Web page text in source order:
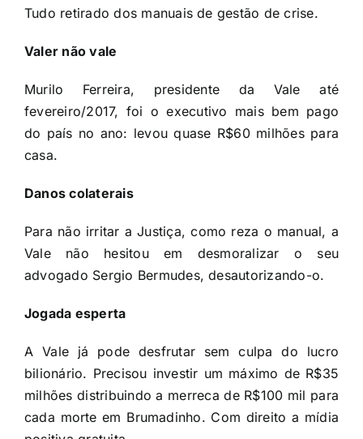
Tudo retirado dos manuais de gestão de crise.
Valer não vale
Murilo Ferreira, presidente da Vale até
fevereiro/2017, foi o executivo mais bem pago
do país no ano: levou quase R$60 milhões para
casa.
Danos colaterais
Para não irritar a Justiça, como reza o manual, a
Vale não hesitou em desmoralizar o seu
advogado Sergio Bermudes, desautorizando-o.
Jogada esperta
A Vale já pode desfrutar sem culpa do lucro
bilionário. Precisou investir um máximo de R$35
milhões distribuindo a merreca de R$100 mil para
cada morte em Brumadinho. Com direito a mídia